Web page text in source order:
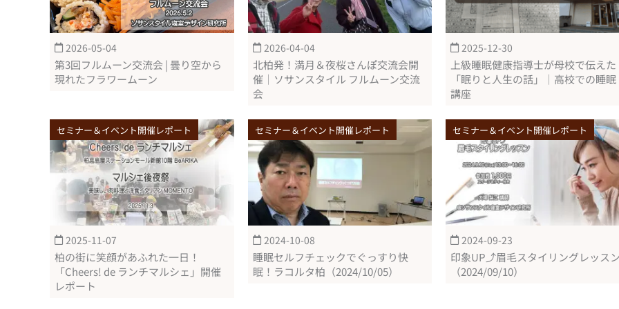
2026-05-04
第3回フルムーン交流会 | 曇り空から
現れたフラワームーン
2026-04-04
北柏発！満月＆夜桜さんぽ交流会開
催｜ソサンスタイル フルムーン交流
会
2025-12-30
上級睡眠健康指導士が母校で伝えた
「眠りと人生の話」｜高校での睡眠
講座
セミナー＆イベント開催レポート
2025-11-07
柏の街に笑顔があふれた一日！
「Cheers! de ランチマルシェ」開催
レポート
セミナー＆イベント開催レポート
2024-10-08
睡眠セルフチェックでぐっすり快
眠！ラコルタ柏（2024/10/05）
セミナー＆イベント開催レポート
2024-09-23
印象UP⤴眉毛スタイリングレッス
（2024/09/10）